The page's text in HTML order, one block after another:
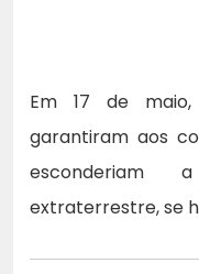
Em 17 de maio,
garantiram aos
extraterrestre, se